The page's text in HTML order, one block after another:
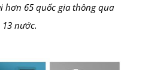
hơn 65 quốc gia thông qua
nước.